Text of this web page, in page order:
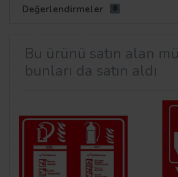
Değerlendirmeler 0
Bu ürünü satın alan
bunları da satın aldı